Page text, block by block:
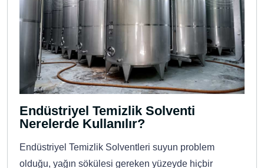
Endüstriyel Temizlik Solventi
Nerelerde Kullanılır?
Endüstriyel Temizlik Solventleri suyun problem
olduğu, yağın sökülesi gereken yüzeyde hiçbir